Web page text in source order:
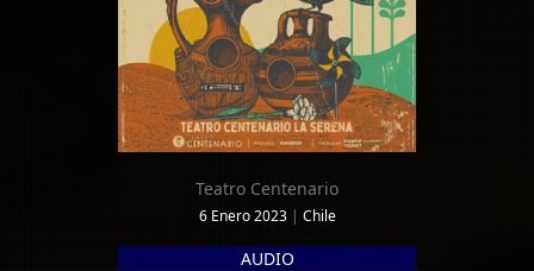
Teatro Centenario
6 Enero 2023 | Chile
AUDIO